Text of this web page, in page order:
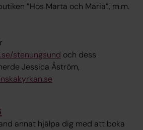
”Hos Marta och Maria”, m.m.
stenungsund och dess
Jessica Åström,
annat hjälpa dig med att boka